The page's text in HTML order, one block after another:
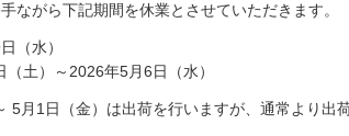
ながら下記期間を休業とさせていただきます。
（水）
（土）～2026年5月6日（水）
5月1日（金）は出荷を行いますが、通常より出